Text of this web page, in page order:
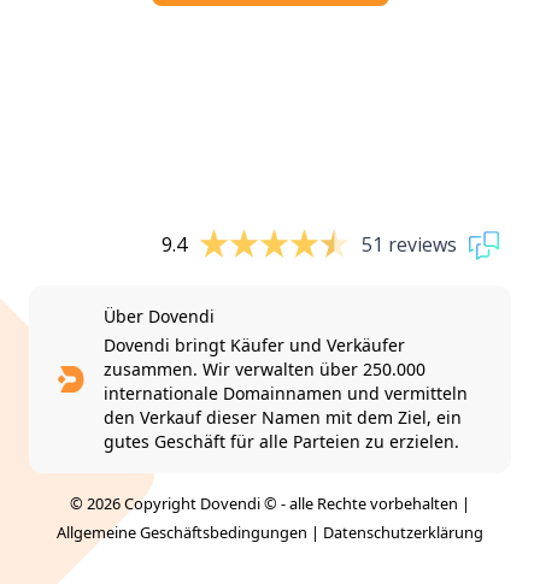
9.4 51 reviews
Über Dovendi
Dovendi bringt Käufer und Verkäufer
zusammen. Wir verwalten über 250.000
internationale Domainnamen und vermitteln
den Verkauf dieser Namen mit dem Ziel, ein
gutes Geschäft für alle Parteien zu erzielen.
© 2026 Copyright Dovendi © - alle Rechte vorbehalten |
Allgemeine Geschäftsbedingungen | Datenschutzerklärung